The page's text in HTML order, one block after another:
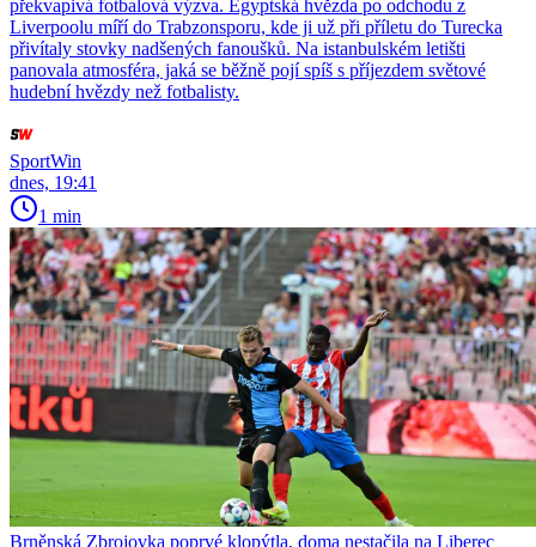
překvapivá fotbalová výzva. Egyptská hvězda po odchodu z
Liverpoolu míří do Trabzonsporu, kde ji už při příletu do Turecka
přivítaly stovky nadšených fanoušků. Na istanbulském letišti
panovala atmosféra, jaká se běžně pojí spíš s příjezdem světové
hudební hvězdy než fotbalisty.
SportWin
dnes, 19:41
1 min
Brněnská Zbrojovka poprvé klopýtla, doma nestačila na Liberec